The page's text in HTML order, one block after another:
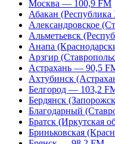
Москва — 100,9 FM
Абакан
Александровское
Альметьевск
Анапа
Арзгир
Астрахань — 90,5
Ахтубинск
Белгород — 103,2
Бердянск
Благодарный
Братск (Иркутская
Бриньковская